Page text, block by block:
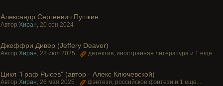
Александр Сергеевич Пушкин
Автор Хиран, 20 сен 2024
Джеффри Дивер (Jeffery Deaver)
Автор Хиран, 28 июл 2025 детектив, иностранная литература и 1 еще...
Цикл "Граф Рысев" (автор - Алекс Ключевской)
Автор Хиран, 26 мая 2025 фэнтези, российское фэнтези и 1 еще...